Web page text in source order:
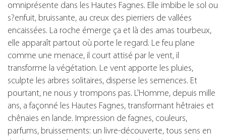
omniprésente dans les Hautes Fagnes. Elle imbibe le sol ou
s?enfuit, bruissante, au creux des pierriers de vallées
encaissées. La roche émerge ça et là des amas tourbeux,
elle apparaît partout où porte le regard. Le feu plane
comme une menace, il court attisé par le vent, il
transforme la végétation. Le vent apporte les pluies,
sculpte les arbres solitaires, disperse les semences. Et
pourtant, ne nous y trompons pas. L'Homme, depuis mille
ans, a façonné les Hautes Fagnes, transformant hêtraies et
chênaies en lande. Impression de fagnes, couleurs,
parfums, bruissements: un livre-découverte, tous sens en